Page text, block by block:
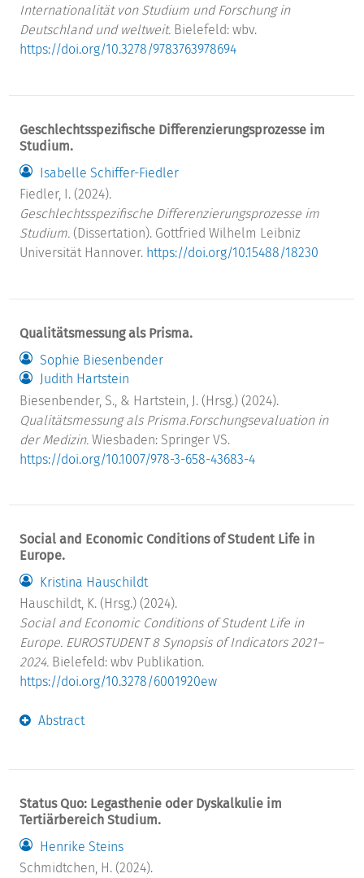
Internationalität von Studium und Forschung in
Deutschland und weltweit. Bielefeld: wbv.
https://doi.org/10.3278/9783763978694
Geschlechtsspezifische Differenzierungsprozesse im
Studium.
Isabelle Schiffer-Fiedler
Fiedler, I. (2024).
Geschlechtsspezifische Differenzierungsprozesse im
Studium. (Dissertation). Gottfried Wilhelm Leibniz
Universität Hannover. https://doi.org/10.15488/18230
Qualitätsmessung als Prisma.
Sophie Biesenbender
Judith Hartstein
Biesenbender, S., & Hartstein, J. (Hrsg.) (2024).
Qualitätsmessung als Prisma. Forschungsevaluation in
der Medizin. Wiesbaden: Springer VS.
https://doi.org/10.1007/978-3-658-43683-4
Social and Economic Conditions of Student Life in
Europe.
Kristina Hauschildt
Hauschildt, K. (Hrsg.) (2024).
Social and Economic Conditions of Student Life in
Europe. EUROSTUDENT 8 Synopsis of Indicators 2021–
2024. Bielefeld: wbv Publikation.
https://doi.org/10.3278/6001920ew
Abstract
Status Quo: Legasthenie oder Dyskalkulie im
Tertiärbereich Studium.
Henrike Steins
Schmidtchen, H. (2024).